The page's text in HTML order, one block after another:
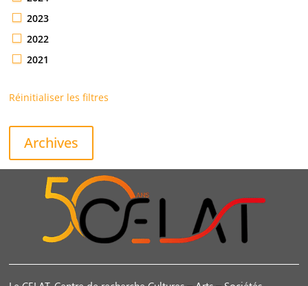
2023
2022
2021
Réinitialiser les filtres
Archives